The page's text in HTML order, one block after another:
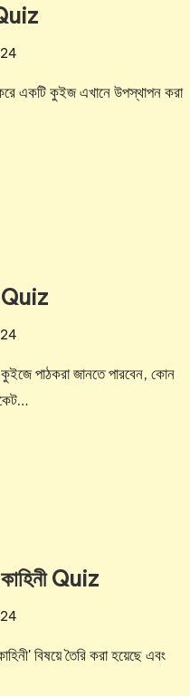
একটি কুইজ এখানে উপস্থাপন করা
Quiz
পাঠকরা জানতে পারবেন, কোন
কাহিনী Quiz
বিষয়ে তৈরি করা হয়েছে এবং